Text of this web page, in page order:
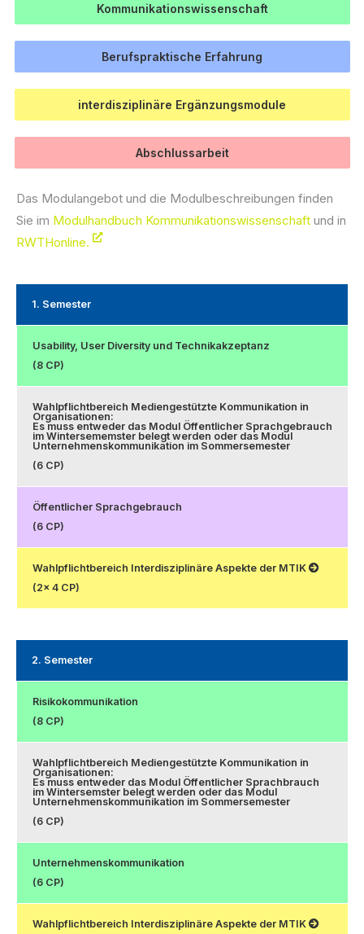
Kommunikations­wissenschaft
Berufspraktische Erfahrung
interdisziplinäre Ergänzungsmodule
Abschlussarbeit
Das Modulangebot und die Modulbeschreibungen finden
Sie im Modulhandbuch Kommunikationswissenschaft und in
RWTHonline.
1. Semester
Usability, User Diversity und Technikakzeptanz
(8 CP)
Wahlpflichtbereich Mediengestützte Kommunikation in
Organisationen:
Es muss entweder das Modul Öffentlicher Sprachgebrauch
im Wintersememster belegt werden oder das Modul
Unternehmenskommunikation im Sommersemester
(6 CP)
Öffentlicher Sprachgebrauch
(6 CP)
Wahlpflichtbereich Interdisziplinäre Aspekte der MTIK
(2x 4 CP)
2. Semester
Risikokommunikation
(8 CP)
Wahlpflichtbereich Mediengestützte Kommunikation in
Organisationen:
Es muss entweder das Modul Öffentlicher Sprachbrauch
im Wintersemster belegt werden oder das Modul
Unternehmenskommunikation im Sommersemester
(6 CP)
Unternehmenskommunikation
(6 CP)
Wahlpflichtbereich Interdisziplinäre Aspekte der MTIK